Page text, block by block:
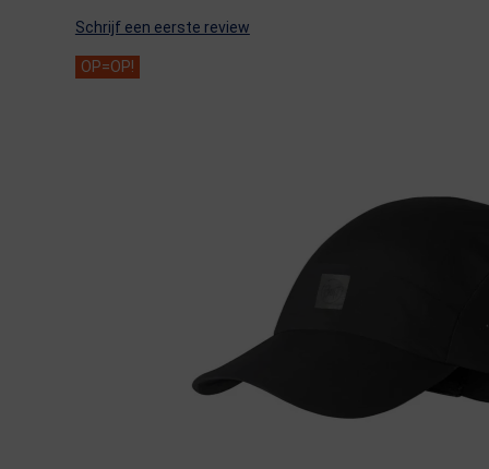
Schrijf een eerste review
OP=OP!